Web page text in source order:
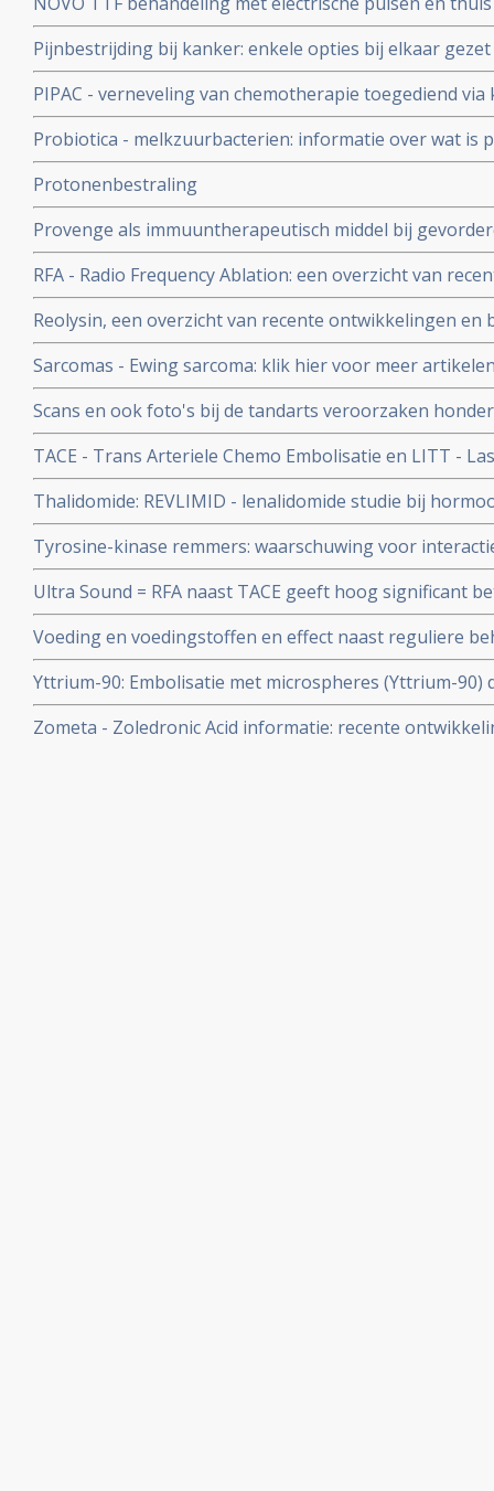
vormen van kanker
Pijnbestrijding bij kanker: enkele opties bij elkaar gezet
PIPAC - verneveling van chemotherapie toegediend
voor met name buikvliestumoren geeft goede
Probiotica - melkzuurbacterien: informatie over wat is
probiotica bij o.a. darmkanker en ziekte van Crohn
Protonenbestraling
Provenge als immuuntherapeutisch middel bij
significant meer overlevingen indien gegeven samen
Blijkt uit Fase III studie.
RFA - Radio Frequency Ablation: een overzicht van
Reolysin, een overzicht van recente ontwikkelingen en
virus medicijn
Sarcomas - Ewing sarcoma: klik hier voor meer
ontwikkelingen bij sarcomas en ewing sarcoma
Scans en ook foto's bij de tandarts veroorzaken
kanker per jaar alleen al in Engeland en duizenden
aldus studie aan universiteit van Oxfort
TACE - Trans Arteriele Chemo Embolisatie en LITT -
Thermotherapy informatie
Thalidomide: REVLIMID - lenalidomide studie bij
wordt gestopt wegens geen resultaat. Bij andere
Hodgkin gaan studies wel verder met tot nu toe goede
Tyrosine-kinase remmers: waarschuwing voor
werking van deze klasse van medicijnen kan
Nederlandse onderzoekers in The Lancet
Ultra Sound = RFA naast TACE geeft hoog significant
TACE bij levertumoren met een gemiddelde grootte van
gerandomiseerde studies bij totaal 200 patiënten met
Voeding en voedingstoffen en effect naast reguliere
en voeding staan vele artikelen en studies die
voedingsuppletie naast reguliere behandelingen vaak
behandeling v
Yttrium-90: Embolisatie met microspheres (Yttrium-90)
voor inoperabele levertumoren succesvolle
Zometa - Zoledronic Acid informatie: recente